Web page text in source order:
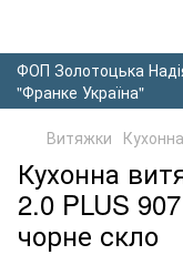
ФОП Золотоцька
"Франке Україна"
Витяжки
Кухонна
2.0 PLUS
чорне скло